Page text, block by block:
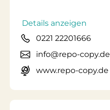
Details anzeigen
0221 22201666
info@repo-copy.de
www.repo-copy.de